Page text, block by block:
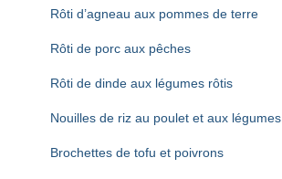
Rôti d’agneau aux pommes de terre
Rôti de porc aux pêches
Rôti de dinde aux légumes rôtis
Nouilles de riz au poulet et aux légumes
Brochettes de tofu et poivrons